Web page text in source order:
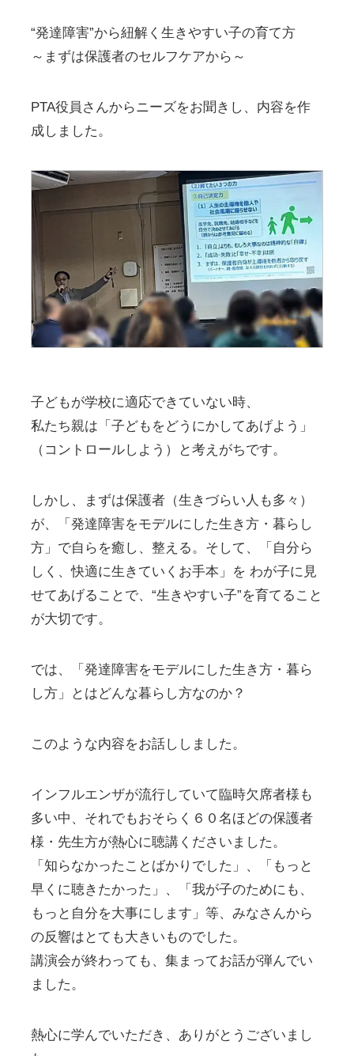
“発達障害”から紐解く生きやすい子の育て方
～まずは保護者のセルフケアから～
PTA役員さんからニーズをお聞きし、内容を作
成しました。
子どもが学校に適応できていない時、
私たち親は「子どもをどうにかしてあげよう」
（コントロールしよう）と考えがちです。
しかし、まずは保護者（生きづらい人も多々）
が、「発達障害をモデルにした生き方・暮らし
方」で自らを癒し、整える。そして、「自分ら
しく、快適に生きていくお手本」を わが子に見
せてあげることで、“生きやすい子”を育てること
が大切です。
では、「発達障害をモデルにした生き方・暮ら
し方」とはどんな暮らし方なのか？
このような内容をお話ししました。
インフルエンザが流行していて臨時欠席者様も
多い中、それでもおそらく６０名ほどの保護者
様・先生方が熱心に聴講くださいました。
「知らなかったことばかりでした」、「もっと
早くに聴きたかった」、「我が子のためにも、
もっと自分を大事にします」等、みなさんから
の反響はとても大きいものでした。
講演会が終わっても、集まってお話が弾んでい
ました。
熱心に学んでいただき、ありがとうございまし